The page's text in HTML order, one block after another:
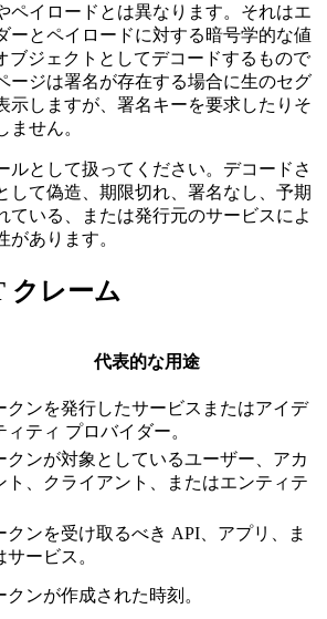
ペイロードとは異なります。それはエ
ーとペイロードに対する暗号学的な値
ブジェクトとしてデコードするもので
ージは署名が存在する場合に生のセグ
示しますが、署名キーを要求したりそ
せん。
ルとして扱ってください。デコードさ
して偽造、期限切れ、署名なし、予期
ている、または発行元のサービスによ
があります。
クレーム
代表的な用途
クンを発行したサービスまたはアイデ
ィティ プロバイダー。
クンが対象としているユーザー、アカ
ト、クライアント、またはエンティテ
クンを受け取るべき API、アプリ、ま
サービス。
クンが作成された時刻。